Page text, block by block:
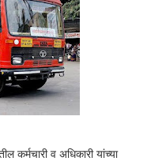
कर्मचारी व अधिकारी यांच्या